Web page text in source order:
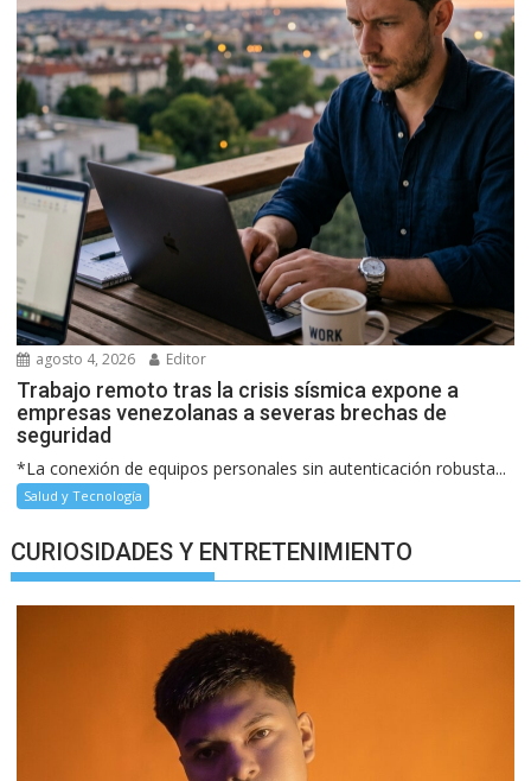
agosto 4, 2026 Editor
Trabajo remoto tras la crisis sísmica expone a
empresas venezolanas a severas brechas de
seguridad
*La conexión de equipos personales sin autenticación robusta...
Salud y Tecnología
CURIOSIDADES Y ENTRETENIMIENTO